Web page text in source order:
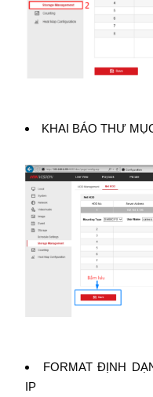
KHAI BÁO THƯ
FORMAT ĐỊNH
IP